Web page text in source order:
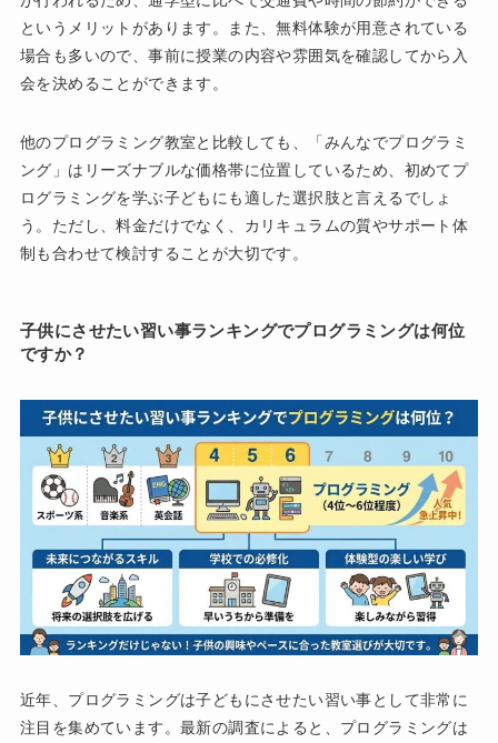
というメリットがあります。また、無料体験が用意されている
場合も多いので、事前に授業の内容や雰囲気を確認してから入
会を決めることができます。
他のプログラミング教室と比較しても、「みんなでプログラミ
ング」はリーズナブルな価格帯に位置しているため、初めてプ
ログラミングを学ぶ子どもにも適した選択肢と言えるでしょ
う。ただし、料金だけでなく、カリキュラムの質やサポート体
制も合わせて検討することが大切です。
子供にさせたい習い事ランキングでプログラミングは何位
ですか？
近年、プログラミングは子どもにさせたい習い事として非常に
注目を集めています。最新の調査によると、プログラミングは